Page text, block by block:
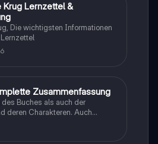
Krug Lernzettel &
Die wichtigsten Informationen
Zusammenfassung
Buches als auch der
deren Charakteren. Auch
ohne KI erstellt